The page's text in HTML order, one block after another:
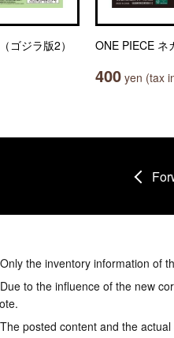
ゴジラ版2） ONE PIECE ネ
400 yen (tax
the inventory information of
to the influence of the new
posted content and the